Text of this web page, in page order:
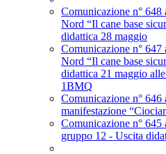
Comunicazione n° 648
Nord “Il cane base
didattica 28 maggio
Comunicazione n° 647
Nord “Il cane base
didattica 21 maggio
1BMQ
Comunicazione n° 646
manifestazione
Comunicazione n°
gruppo 12 - Uscita